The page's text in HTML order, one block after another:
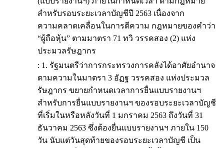
สำหรับรอบระยะเวลาบัญชีปี 2563 เนื่องจาก
ความคลาดเคลื่อนในการตีความ กฎหมายของคำว่า
“ผู้ถือหุ้น” ตามมาตรา 71 ทวิ วรรคสอง (2) แห่ง
ประมวลรัษฎากร
: 1. รัฐมนตรีว่าการกระทรวงการคลังได้อาศัยอำนาจ
ตามความในมาตรา 3 อัฏฐ วรรคสอง แห่งประมวล
รัษฎากร ขยายกำหนดเวลาการยื่นแบบรายงานฯ
สำหรับการยื่นแบบรายงานฯ ของรอบระยะเวลาบัญชี
ที่เริ่มในหรือหลังวันที่ 1 มกราคม 2563 ถึงวันที่ 31
ธันวาคม 2563 ซึ่งต้องยื่นแบบรายงานฯ ภายใน 150
วัน นับแต่วันสุดท้ายของรอบระยะเวลาบัญชี เป็น